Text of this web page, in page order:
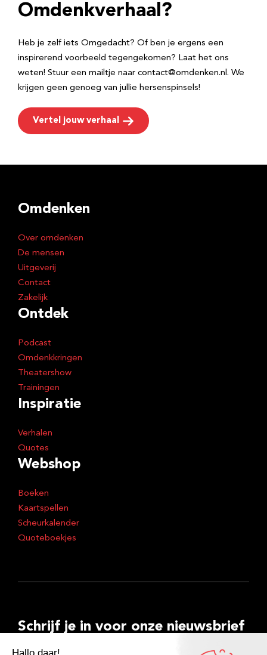
e
Omdenkverhaal?
Heb je zelf iets Omgedacht? Of ben je ergens een
inspirerend voorbeeld tegengekomen? Laat het ons
weten! Stuur een mailtje naar contact@omdenken.nl. We
krijgen geen genoeg van jullie hersenspinsels!
Vertel jouw verhaal
Omdenken
Over omdenken
De mensen
Uitgeverij
Contact
Zakelijk
Ontdek
Podcast
Omdenkkringen
Theatershow
Trainingen
Inspiratie
Verhalen
Quotes
Webshop
Boeken
Kaartspellen
Scheurkalender
Quoteboekjes
Schrijf je in voor onze nieuwsbrief